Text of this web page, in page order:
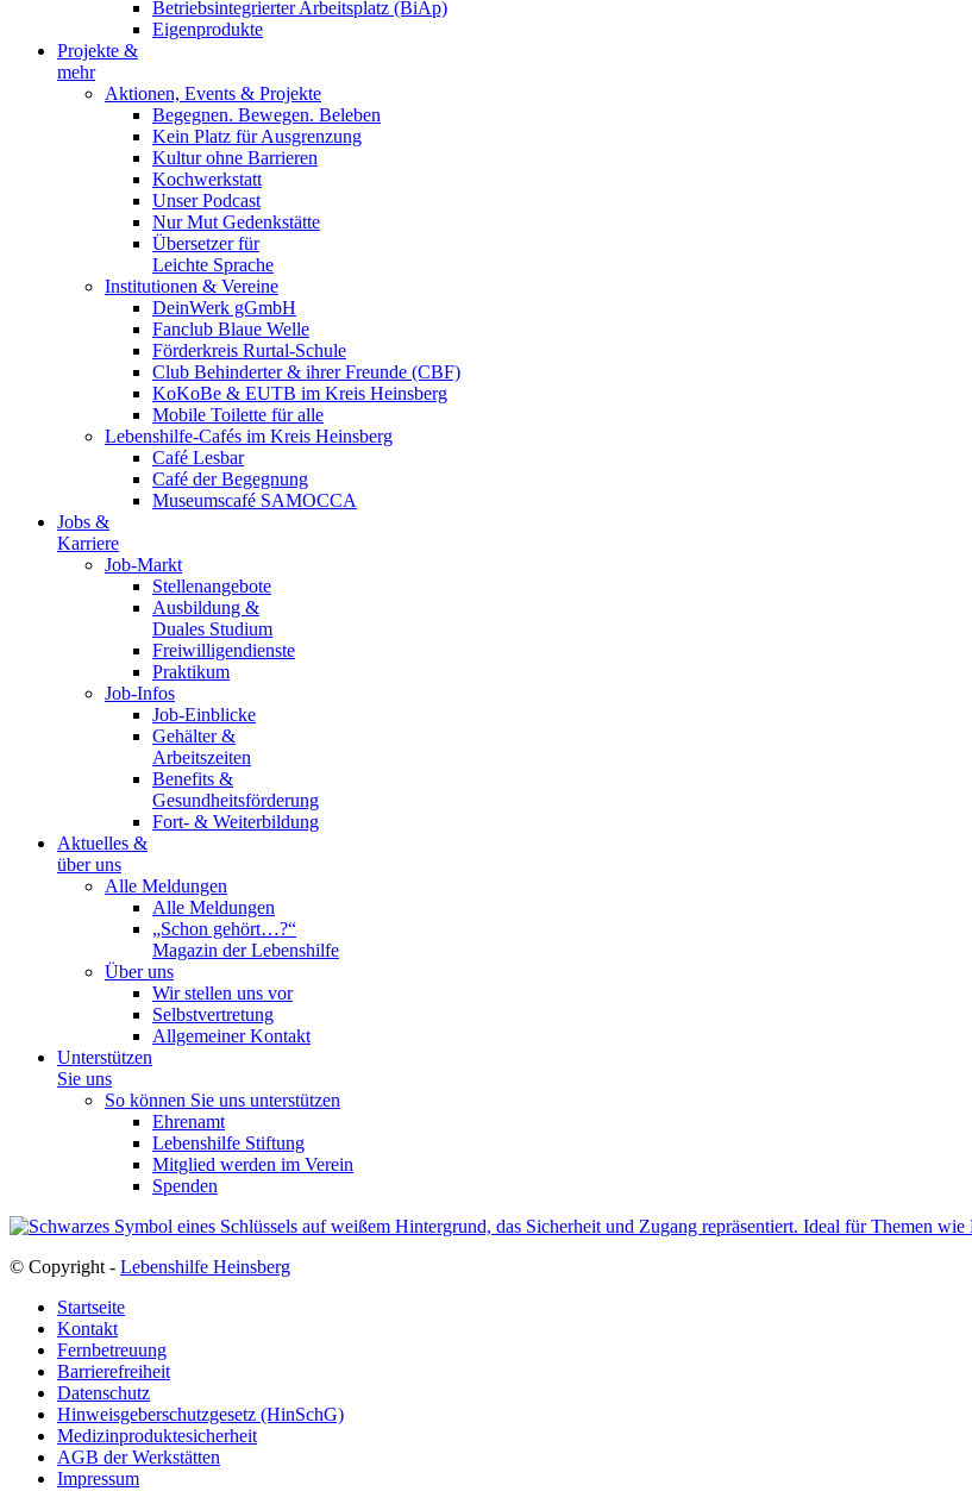
Betriebsintegrierter Arbeitsplatz (BiAp)
Eigenprodukte
Projekte &
mehr
Aktionen, Events & Projekte
Begegnen. Bewegen. Beleben
Kein Platz für Ausgrenzung
Kultur ohne Barrieren
Kochwerkstatt
Unser Podcast
Nur Mut Gedenkstätte
Übersetzer für
Leichte Sprache
Institutionen & Vereine
DeinWerk gGmbH
Fanclub Blaue Welle
Förderkreis Rurtal-Schule
Club Behinderter & ihrer Freunde (CBF)
KoKoBe & EUTB im Kreis Heinsberg
Mobile Toilette für alle
Lebenshilfe-Cafés im Kreis Heinsberg
Café Lesbar
Café der Begegnung
Museumscafé SAMOCCA
Jobs &
Karriere
Job-Markt
Stellenangebote
Ausbildung &
Duales Studium
Freiwilligendienste
Praktikum
Job-Infos
Job-Einblicke
Gehälter &
Arbeitszeiten
Benefits &
Gesundheitsförderung
Fort- & Weiterbildung
Aktuelles &
über uns
Alle Meldungen
Alle Meldungen
„Schon gehört…?“
Magazin der Lebenshilfe
Über uns
Wir stellen uns vor
Selbstvertretung
Allgemeiner Kontakt
Unterstützen
Sie uns
So können Sie uns unterstützen
Ehrenamt
Lebenshilfe Stiftung
Mitglied werden im Verein
Spenden
© Copyright - Lebenshilfe Heinsberg
Startseite
Kontakt
Fernbetreuung
Barrierefreiheit
Datenschutz
Hinweisgeberschutzgesetz (HinSchG)
Medizinproduktesicherheit
AGB der Werkstätten
Impressum